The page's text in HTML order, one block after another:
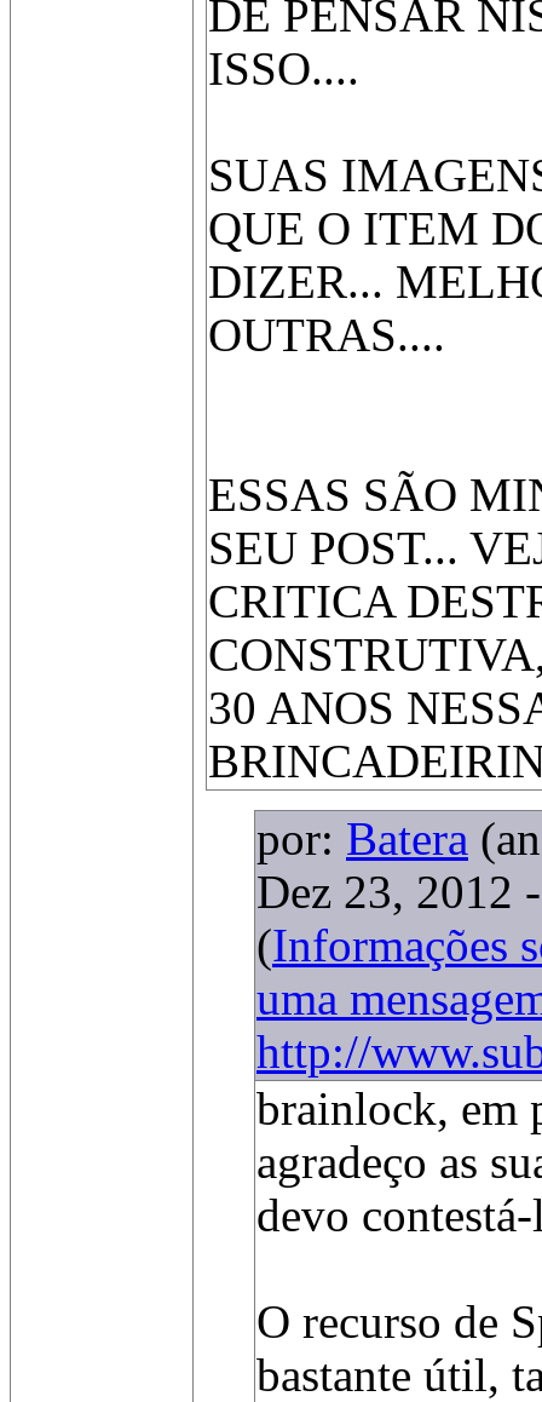
DE PENSAR
ISSO....
SUAS
QUE O ITEM
DIZER...
OUTRAS....
ESSAS SÃO
SEU POST...
CRITICA
30 ANOS
por: Batera
Dez 23, 2012
(Informações
uma
http://
brainlock, em
agradeço as
devo
O recurso de
bastante útil,